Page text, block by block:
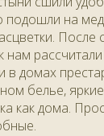
подошли на
После
нам
в домах
белье,
как дома.